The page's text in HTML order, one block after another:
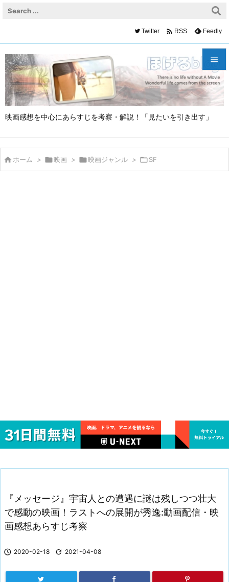
映画感想を中心にあらすじを考察・解説！「見たいを引き出す」


メニュ

サイド
次へ
Twitter  RSS Feedly
 ホーム > 映画 > 映画ジャンル > SF
『メッセージ』宇宙人との遭遇に謎は残しつつ壮大
で感動の映画！ラストへの展開が秀逸:動画配信・映
画感想あらすじ考察
 2020-02-18  2021-04-08